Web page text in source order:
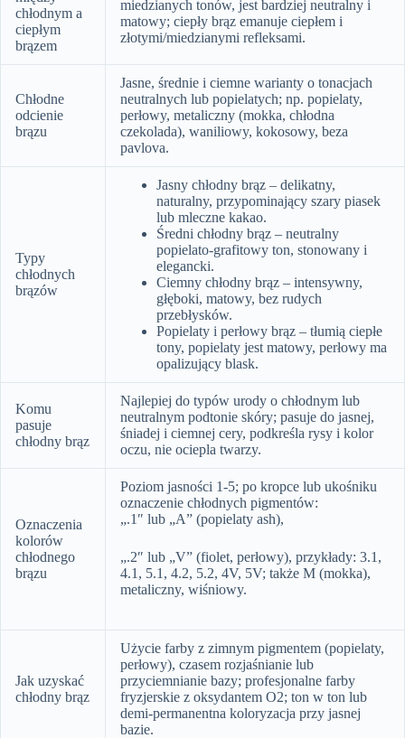
chłodnym a
ciepłym
brązem
miedzianych tonów, jest bardziej neutralny i
matowy; ciepły brąz emanuje ciepłem i
złotymi/miedzianymi refleksami.
Chłodne
odcienie
brązu
Jasne, średnie i ciemne warianty o tonacjach
neutralnych lub popielatych; np. popielaty,
perłowy, metaliczny (mokka, chłodna
czekolada), waniliowy, kokosowy, beza
pavlova.
Typy
chłodnych
brązów
Jasny chłodny brąz – delikatny,
naturalny, przypominający szary piasek
lub mleczne kakao.
Średni chłodny brąz – neutralny
popielato-grafitowy ton, stonowany i
elegancki.
Ciemny chłodny brąz – intensywny,
głęboki, matowy, bez rudych
przebłysków.
Popielaty i perłowy brąz – tłumią ciepłe
tony, popielaty jest matowy, perłowy ma
opalizujący blask.
Komu
pasuje
chłodny brąz
Najlepiej do typów urody o chłodnym lub
neutralnym podtonie skóry; pasuje do jasnej,
śniadej i ciemnej cery, podkreśla rysy i kolor
oczu, nie ociepla twarzy.
Oznaczenia
kolorów
chłodnego
brązu
Poziom jasności 1-5; po kropce lub ukośniku
oznaczenie chłodnych pigmentów:
„.1″ lub „A” (popielaty ash),
„.2″ lub „V” (fiolet, perłowy), przykłady: 3.1,
4.1, 5.1, 4.2, 5.2, 4V, 5V; także M (mokka),
metaliczny, wiśniowy.
Jak uzyskać
chłodny brąz
Użycie farby z zimnym pigmentem (popielaty,
perłowy), czasem rozjaśnianie lub
przyciemnianie bazy; profesjonalne farby
fryzjerskie z oksydantem O2; ton w ton lub
demi-permanentna koloryzacja przy jasnej
bazie.